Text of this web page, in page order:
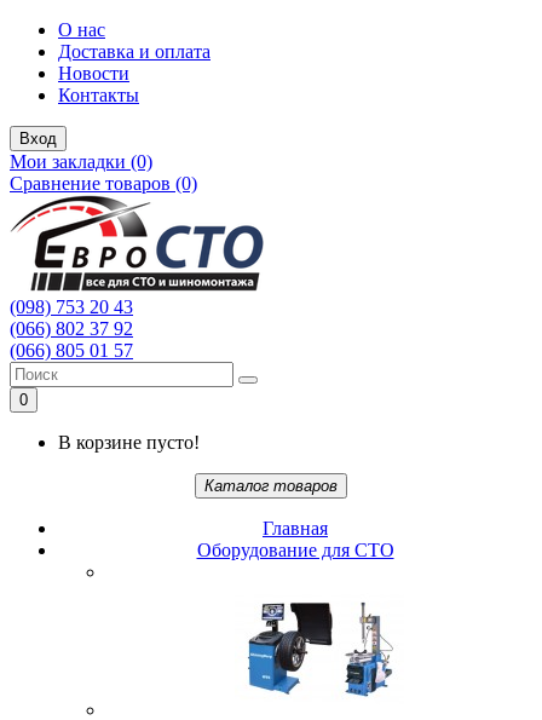
О нас
Доставка и оплата
Новости
Контакты
Вход
Мои закладки (0)
Сравнение товаров (0)
(098) 753 20 43
(066) 802 37 92
(066) 805 01 57
0
В корзине пусто!
Каталог товаров
Главная
Oбopудoвaниe для CTO